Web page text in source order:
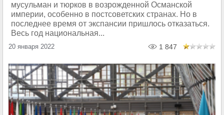
мусульман и тюрков в возрожденной Османской
империи, особенно в постсоветских странах. Но в
последнее время от экспансии пришлось отказаться.
Весь год национальная...
20 января 2022 1 847